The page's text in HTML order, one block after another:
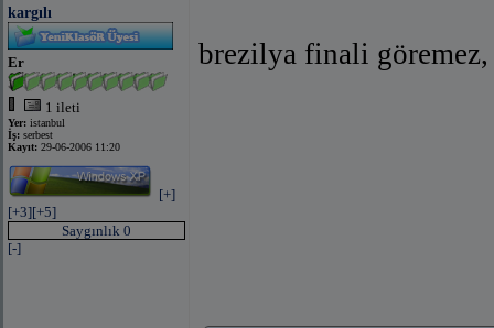
kargılı
Er
1 ileti
Yer: istanbul
İş: serbest
Kayıt: 29-06-2006 11:20
[+]
[+3][+5]
Saygınlık 0
[-]
brezilya finali